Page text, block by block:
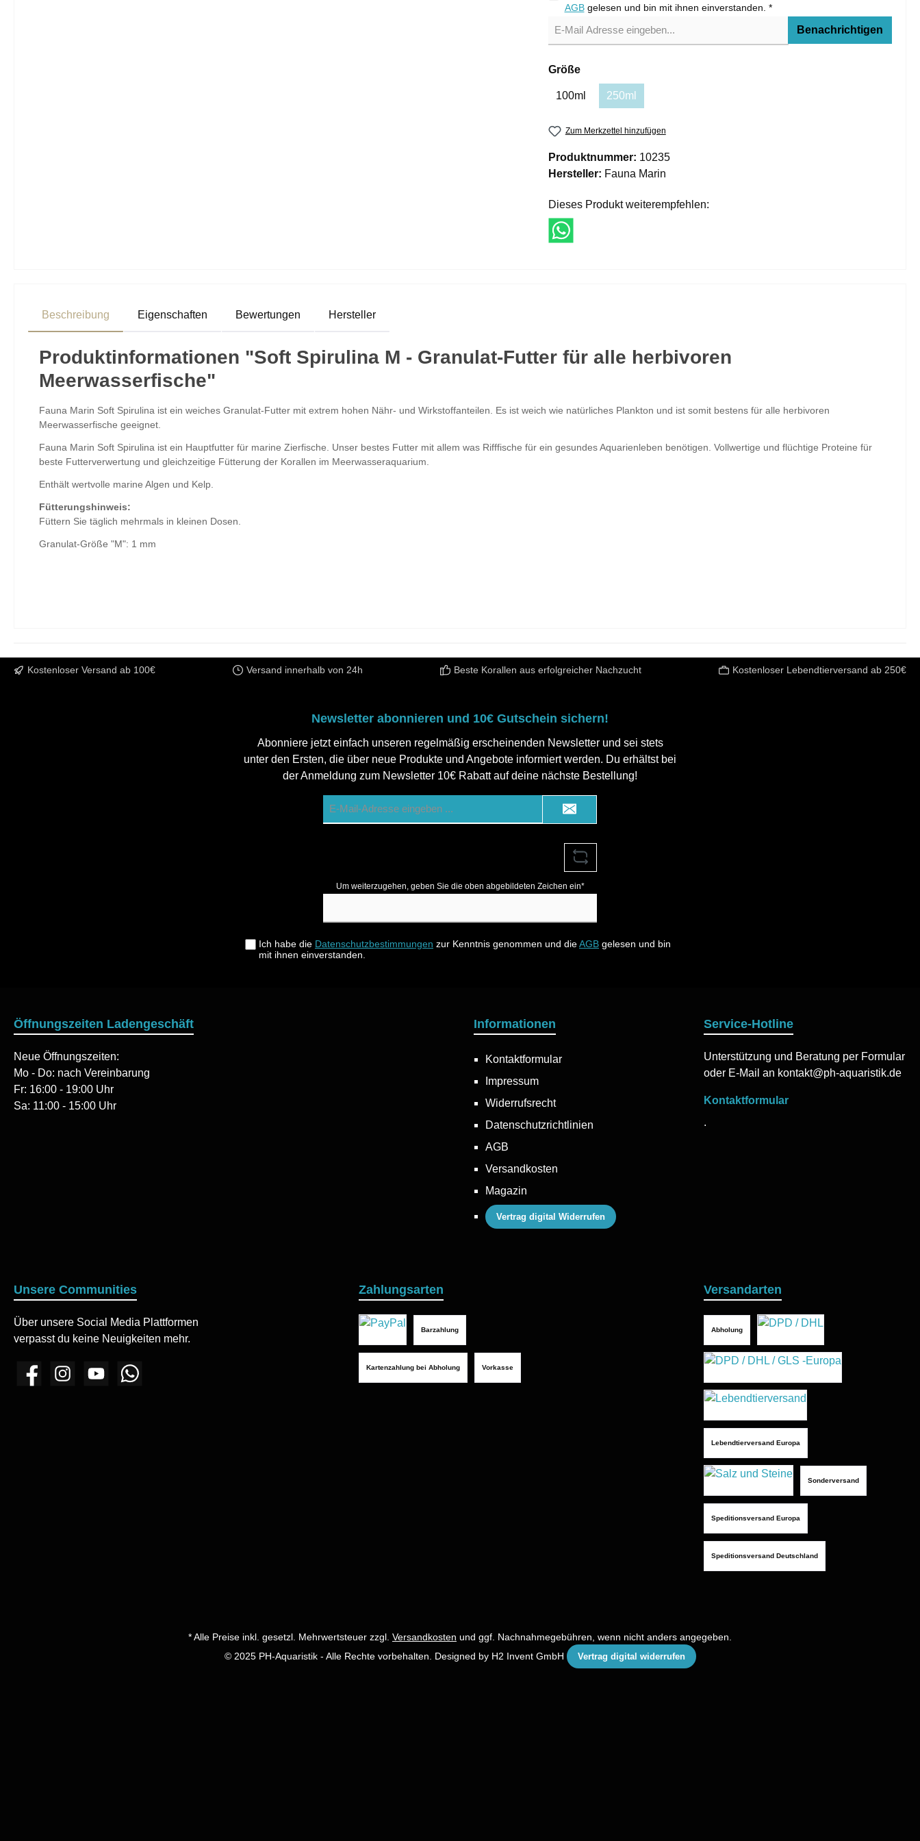
AGB
gelesen und bin mit ihnen einverstanden. *
Benachrichtigen
Größe
100ml 250ml
Zum Merkzettel hinzufügen
Produktnummer: 10235
Hersteller: Fauna Marin
Dieses Produkt weiterempfehlen:
Beschreibung Eigenschaften Bewertungen Hersteller
Produktinformationen "Soft Spirulina M - Granulat-Futter für alle herbivoren
Meerwasserfische"
Fauna Marin Soft Spirulina ist ein weiches Granulat-Futter mit extrem hohen Nähr- und Wirkstoffanteilen. Es ist weich wie natürliches Plankton und ist somit bestens für alle herbivoren
Meerwasserfische geeignet.
Fauna Marin Soft Spirulina ist ein Hauptfutter für marine Zierfische. Unser bestes Futter mit allem was Rifffische für ein gesundes Aquarienleben benötigen. Vollwertige und flüchtige Proteine für
beste Futterverwertung und gleichzeitige Fütterung der Korallen im Meerwasseraquarium.
Enthält wertvolle marine Algen und Kelp.
Fütterungshinweis:
Füttern Sie täglich mehrmals in kleinen Dosen.
Granulat-Größe "M": 1 mm
Kostenloser Versand ab 100€ Versand innerhalb von 24h Beste Korallen aus erfolgreicher Nachzucht Kostenloser Lebendtierversand ab 250€
Newsletter abonnieren und 10€ Gutschein sichern!
Abonniere jetzt einfach unseren regelmäßig erscheinenden Newsletter und sei stets
unter den Ersten, die über neue Produkte und Angebote informiert werden. Du erhältst bei
der Anmeldung zum Newsletter 10€ Rabatt auf deine nächste Bestellung!
Mail-
Adresse*
Um weiterzugehen, geben Sie die oben abgebildeten Zeichen ein*
Ich habe die Datenschutzbestimmungen zur Kenntnis genommen und dieAGB gelesen und bin
mit ihnen einverstanden.
Öffnungszeiten Ladengeschäft
Neue Öffnungszeiten:
Mo - Do: nach Vereinbarung
Fr: 16:00 - 19:00 Uhr
Sa: 11:00 - 15:00 Uhr
Informationen
Kontaktformular
Impressum
Widerrufsrecht
Datenschutzrichtlinien
AGB
Versandkosten
Magazin
Vertrag digital Widerrufen
Service-Hotline
Unterstützung und Beratung per Formular
oder E-Mail an kontakt@ph-aquaristik.de
Kontaktformular
.
Unsere Communities
Über unsere Social Media Plattformen
verpasst du keine Neuigkeiten mehr.
Zahlungsarten
Barzahlung
Kartenzahlung bei Abholung Vorkasse
Versandarten
Lebendtierversand Europa
Sonderversand
Speditionsversand Europa
Speditionsversand Deutschland
Abholung
* Alle Preise inkl. gesetzl. Mehrwertsteuer zzgl. Versandkosten und ggf. Nachnahmegebühren, wenn nicht anders angegeben.
© 2025 PH-Aquaristik - Alle Rechte vorbehalten. Designed by H2 Invent GmbH Vertrag digital widerrufen